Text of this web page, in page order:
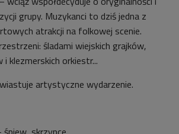
grupy. Muzykanci to dziś jedna z
atrakcji na folkowej scenie.
śladami wiejskich grajków,
klezmerskich orkiestr...
artystyczne wydarzenie.